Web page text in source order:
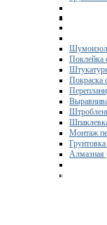
Поклейка
Покраска
Монтаж
Грунтовка
Алмазная